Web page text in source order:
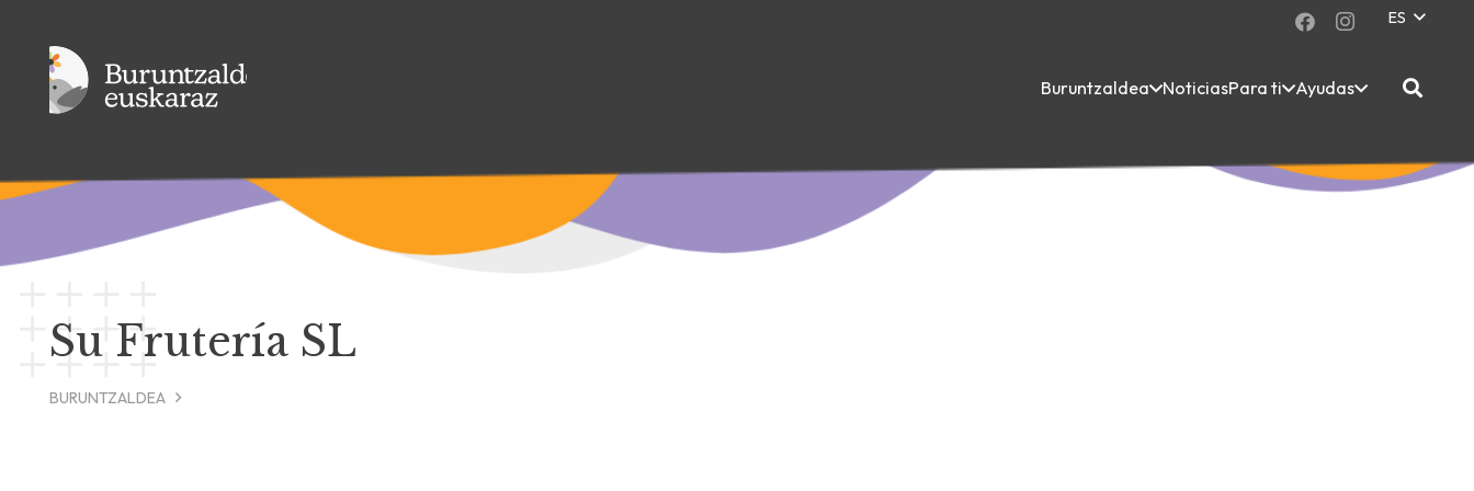
ES
Buruntzaldea NoticiasPara ti Ayudas
Su Frutería SL
BURUNTZALDEA